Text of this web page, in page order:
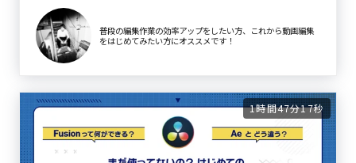
普段の編集作業の効率アップをしたい方、これから動画編集
をはじめてみたい方にオススメです！
1時間47分17秒